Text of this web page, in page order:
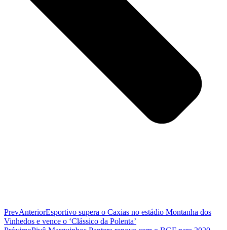
PrevAnteriorEsportivo supera o Caxias no estádio Montanha dos
Vinhedos e vence o ‘Clássico da Polenta’